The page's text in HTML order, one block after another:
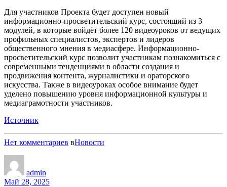
Для участников Проекта будет доступен новый
информационно-просветительский курс, состоящий из 3
модулей, в которые войдёт более 120 видеоуроков от ведущих
профильных специалистов, экспертов и лидеров
общественного мнения в медиасфере. Информационно-
просветительский курс позволит участникам познакомиться с
современными тенденциями в области создания и
продвижения контента, журналистики и ораторского
искусства. Также в видеоуроках особое внимание будет
уделено повышению уровня информационной культуры и
медиаграмотности участников.
Источник
Нет комментариев вНовости
admin
Май 28, 2025